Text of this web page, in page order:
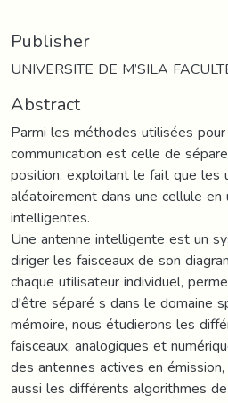
Publisher
UNIVERSITE DE M’SILA
Abstract
Parmi les méthodes utilisées
communication est celle de
position, exploitant le fait que les
aléatoirement dans une cellule
intelligentes.
Une antenne intelligente est un
diriger les faisceaux de son
chaque utilisateur individuel,
d'être séparé s dans le domaine
mémoire, nous étudierons les
faisceaux, analogiques et
des antennes actives en
aussi les différents algorithmes